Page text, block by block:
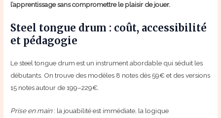
l’apprentissage sans compromettre le plaisir de jouer.
Steel tongue drum : coût, accessibilité
et pédagogie
Le steel tongue drum est un instrument abordable qui séduit les
débutants. On trouve des modèles 8 notes dès 59€ et des versions
15 notes autour de 199–229€.
Prise en main: la jouabilité est immédiate, la logique